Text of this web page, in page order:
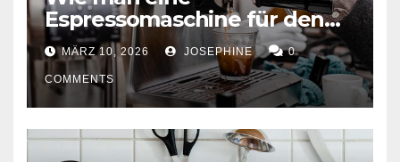
Espressomaschine für den
Hausgebrauch auswählt
MÄRZ 10, 2026 JOSEPHINE 0
COMMENTS